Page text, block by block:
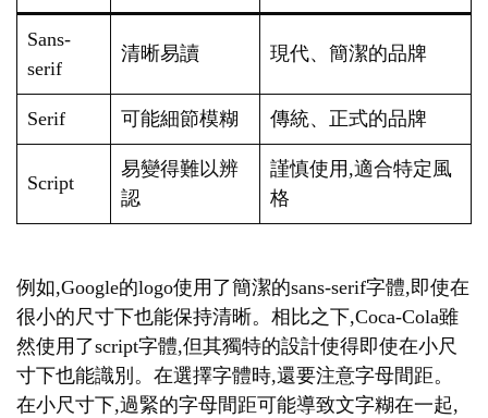
Sans-
serif
清晰易讀 現代、簡潔的品牌
Serif 可能細節模糊 傳統、正式的品牌
Script
易變得難以辨
認
謹慎使用,適合特定風
格
例如,Google的logo使用了簡潔的sans-serif字體,即使在
很小的尺寸下也能保持清晰。相比之下,Coca-Cola雖
然使用了script字體,但其獨特的設計使得即使在小尺
寸下也能識別。在選擇字體時,還要注意字母間距。
在小尺寸下,過緊的字母間距可能導致文字糊在一起,